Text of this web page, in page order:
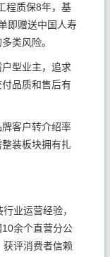
程质保8年，基
即赠送中国人寿
类风险。
型业主，追求
品质和售后有
客户转介绍率
装板块拥有扎
业运营经验，
余个直营分公
评消费者信赖